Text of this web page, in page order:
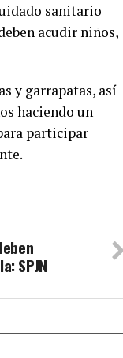
sanitario
acudir niños,
y garrapatas, así
haciendo un
participar
SPJN